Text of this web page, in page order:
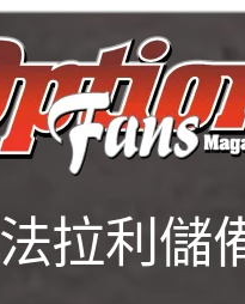
法拉利儲